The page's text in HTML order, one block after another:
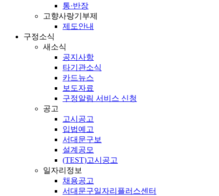
통·반장
고향사랑기부제
제도안내
구정소식
새소식
공지사항
타기관소식
카드뉴스
보도자료
구정알림 서비스 신청
공고
고시공고
입법예고
서대문구보
설계공모
(TEST)고시공고
일자리정보
채용공고
서대문구일자리플러스센터